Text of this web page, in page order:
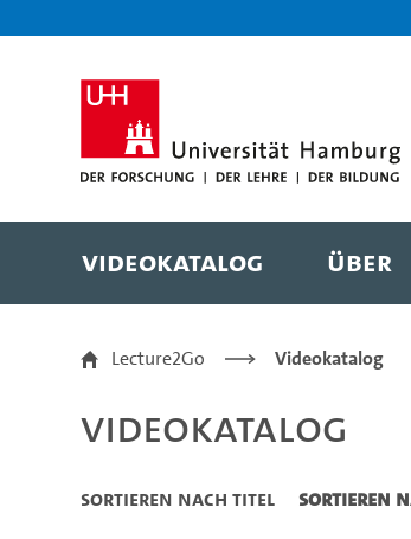
Videokatalog Über
Videokatalog
Lecture2Go Videokatalog
Videokatalog
Sortieren nach Titel Sortieren